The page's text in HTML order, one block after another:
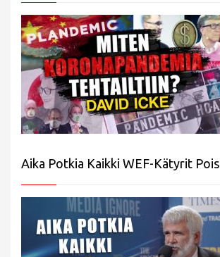
Aika Potkia Kaikki WEF-Kätyrit Pois